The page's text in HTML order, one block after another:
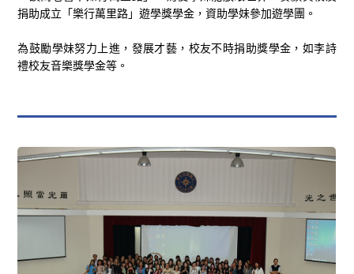
捐助成立「樂行萬里路」遊學獎學金，資助學妹參加遊學團。
為鼓勵學妹努力上進，發展才藝，校友不時捐助獎學金，如李詩
禮校友音樂獎學金等。